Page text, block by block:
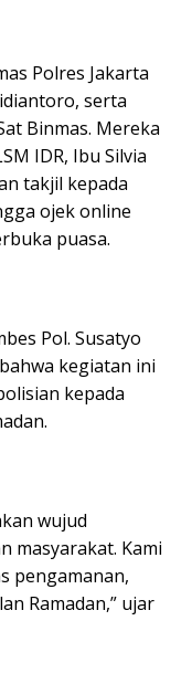
Polres Jakarta
serta
Binmas. Mereka
IDR, Ibu Silvia
takjil kepada
ojek online
puasa.
Pol. Susatyo
kegiatan ini
kepada
wujud
masyarakat. Kami
pengamanan,
Ramadan,” ujar